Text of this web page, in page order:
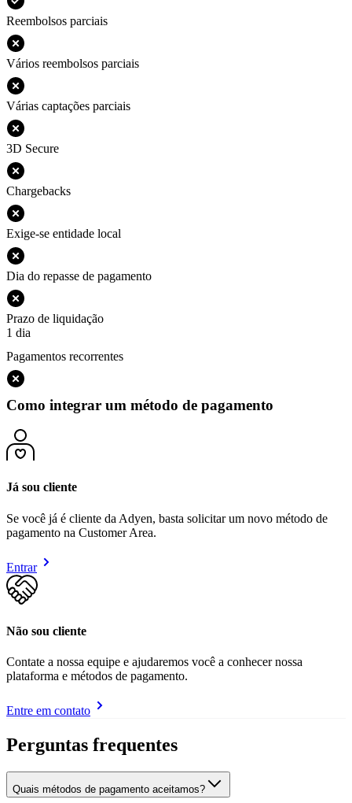
Reembolsos parciais
Vários reembolsos parciais
Várias captações parciais
3D Secure
Chargebacks
Exige-se entidade local
Dia do repasse de pagamento
Prazo de liquidação
1 dia
Pagamentos recorrentes
Como integrar um método de pagamento
Já sou cliente
Se você já é cliente da Adyen, basta solicitar um novo método de
pagamento na Customer Area.
Entrar
Não sou cliente
Contate a nossa equipe e ajudaremos você a conhecer nossa
plataforma e métodos de pagamento.
Entre em contato
Perguntas frequentes
Quais métodos de pagamento aceitamos?